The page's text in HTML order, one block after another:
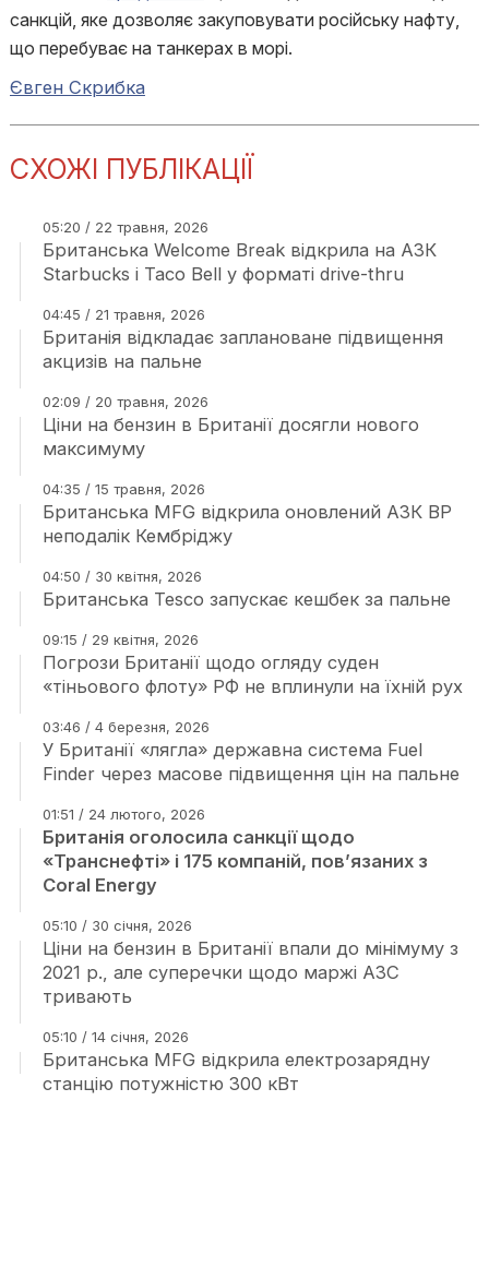
санкцій, яке дозволяє закуповувати російську нафту,
що перебуває на танкерах в морі.
Євген Скрибка
СХОЖІ ПУБЛІКАЦІЇ
05:20 / 22 травня, 2026
Британська Welcome Break відкрила на АЗК
Starbucks і Taco Bell у форматі drive-thru
04:45 / 21 травня, 2026
Британія відкладає заплановане підвищення
акцизів на пальне
02:09 / 20 травня, 2026
Ціни на бензин в Британії досягли нового
максимуму
04:35 / 15 травня, 2026
Британська MFG відкрила оновлений АЗК BP
неподалік Кембріджу
04:50 / 30 квітня, 2026
Британська Tesco запускає кешбек за пальне
09:15 / 29 квітня, 2026
Погрози Британії щодо огляду суден
«тіньового флоту» РФ не вплинули на їхній рух
03:46 / 4 березня, 2026
У Британії «лягла» державна система Fuel
Finder через масове підвищення цін на пальне
01:51 / 24 лютого, 2026
Британія оголосила санкції щодо
«Транснефті» і 175 компаній, пов’язаних з
Coral Energy
05:10 / 30 січня, 2026
Ціни на бензин в Британії впали до мінімуму з
2021 р., але суперечки щодо маржі АЗС
тривають
05:10 / 14 січня, 2026
Британська MFG відкрила електрозарядну
станцію потужністю 300 кВт